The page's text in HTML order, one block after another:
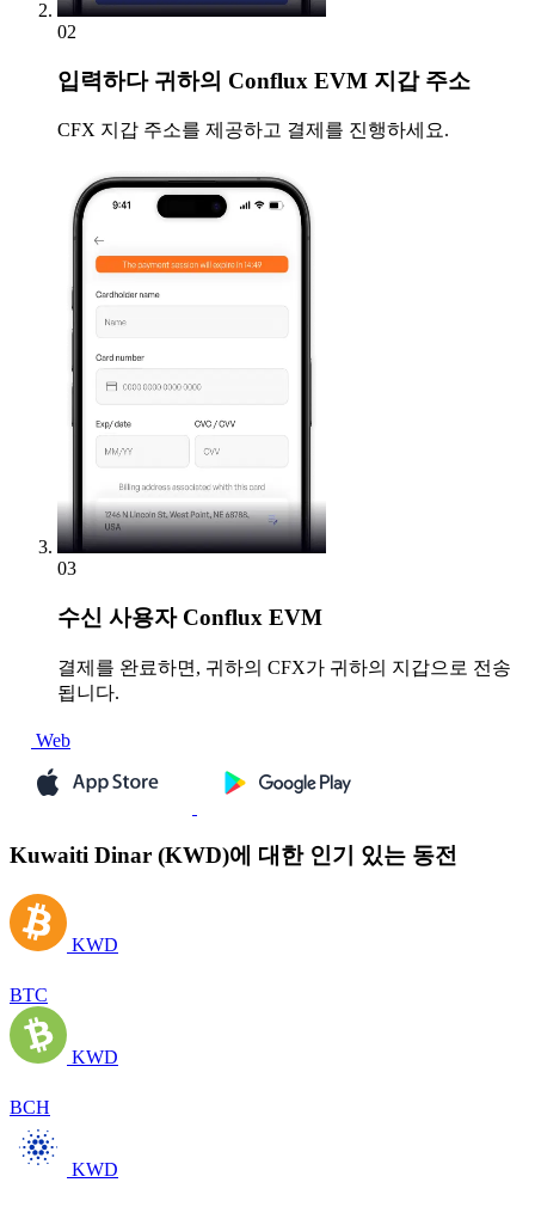
02
입력하다귀하의 Conflux EVM 지갑 주소
CFX 지갑 주소를 제공하고 결제를 진행하세요.
03
수신 사용자 Conflux EVM
결제를 완료하면, 귀하의 CFX가 귀하의 지갑으로 전송
됩니다.
Web
Kuwaiti Dinar (KWD)에 대한 인기 있는 동전
KWD
BTC
KWD
BCH
KWD